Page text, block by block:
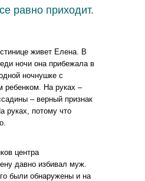
живет Елена. В
ночи она прибежала в
ночнушке с
ребенком. На руках –
– верный признак
руках, потому что
центра
давно избивал муж.
были обнаружены и на
равно приходит.